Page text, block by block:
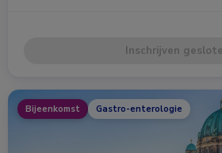
Inschrijven
Bijeenkomst Gastro-enterologie